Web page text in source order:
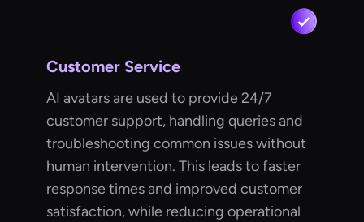
Customer Service
AI avatars are used to provide 24/7
customer support, handling queries and
troubleshooting common issues without
human intervention. This leads to faster
response times and improved customer
satisfaction, while reducing operational